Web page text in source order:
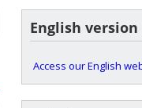
English version
Access our English